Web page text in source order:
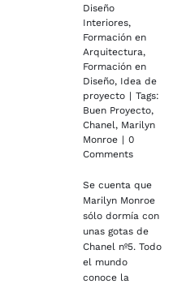
Diseño
Interiores,
Formación en
Arquitectura,
Formación en
Diseño, Idea de
proyecto | Tags:
Buen Proyecto,
Chanel , Marilyn
Monroe | 0
Comments
Se cuenta que
Marilyn Monroe
sólo dormía con
unas gotas de
Chanel nº5. Todo
el mundo
conoce la